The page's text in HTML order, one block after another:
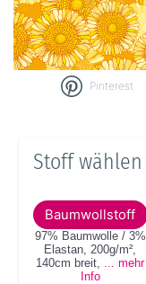
Pinterest
Stoff wählen
Baumwollstoff
97% Baumwolle / 3%
Elastan 200g/m²
140cm breit
... mehr
Info